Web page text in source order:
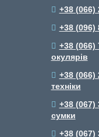
+38 (066)
+38 (096)
+38
окулярів
+38 (066)
техніки
+38 (067)
сумки
+38 (067)